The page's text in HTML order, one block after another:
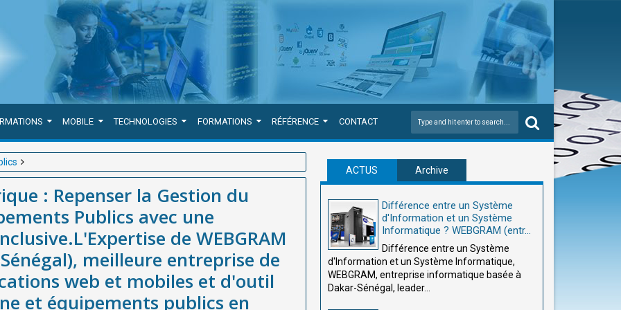
MOBILE TECHNOLOGIES FORMATIONS RÉFÉRENCE CONTACT
et des Équipements Publics avec une Approche
basée à Dakar-Sénégal), meilleure entreprise de
de Gestion du patrimoine et équipements publics en Afrique,
du patrimoine et équipements publics de projets et
: Repenser la Gestion du
Publics avec une
de WEBGRAM
meilleure entreprise de
web et mobiles et d'outil
et équipements publics en
ACTUS Archive
Différence entre un Système
d'Information et un Système
Informatique ? WEBGRAM (entr...
Différence entre un Système
d'Information et un Système Informatique,
WEBGRAM, entreprise informatique basée à
Dakar-Sénégal, leader...